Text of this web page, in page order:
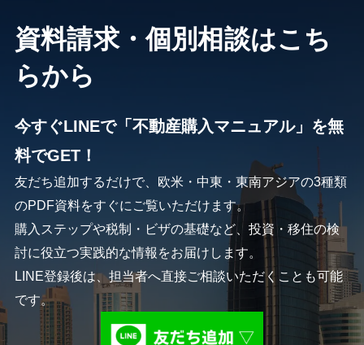
資料請求・個別相談はこち
らから
今すぐLINEで「不動産購入マニュアル」を無
料でGET！
友だち追加するだけで、欧米・中東・東南アジアの3種類
のPDF資料をすぐにご覧いただけます。
購入ステップや税制・ビザの基礎など、投資・移住の検
討に役立つ実践的な情報をお届けします。
LINE登録後は、担当者へ直接ご相談いただくことも可能
です。